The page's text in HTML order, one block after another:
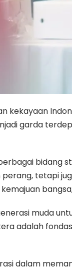
kekayaan
garda
bidang
tetapi
muda
adalah
dalam